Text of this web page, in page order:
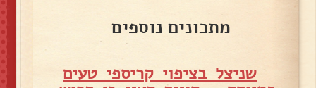
מתכונים נוספים
שניצל בציפוי קריספי טעים